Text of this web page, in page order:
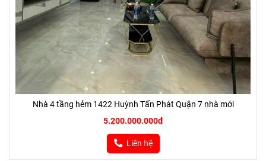
Nhà 4 tầng hẻm 1422 Huỳnh Tấn Phát Quận 7 nhà mới
5.200.000.000đ
Liên hệ